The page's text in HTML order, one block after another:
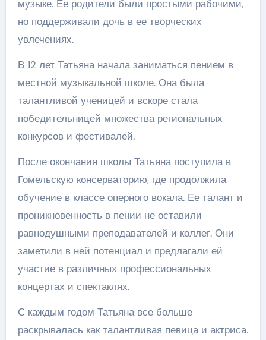
музыке. Ее родители были простыми рабочими,
но поддерживали дочь в ее творческих
увлечениях.
В 12 лет Татьяна начала заниматься пением в
местной музыкальной школе. Она была
талантливой ученицей и вскоре стала
победительницей множества региональных
конкурсов и фестивалей.
После окончания школы Татьяна поступила в
Гомельскую консерваторию, где продолжила
обучение в классе оперного вокала. Ее талант и
проникновенность в пении не оставили
равнодушными преподавателей и коллег. Они
заметили в ней потенциал и предлагали ей
участие в различных профессиональных
концертах и спектаклях.
С каждым годом Татьяна все больше
раскрывалась как талантливая певица и актриса.